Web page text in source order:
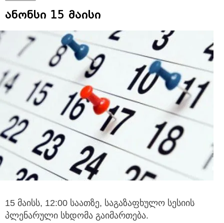
ანონსი 15 მაისი
15 მაისს, 12:00 საათზე, საგაზაფხულო სესიის
პლენარული სხდომა გაიმართება.